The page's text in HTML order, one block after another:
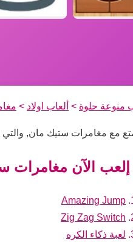
منوعة حلوة > ألعاب اولاد >
مع مغامرات ستيك مان, والتي
الآن مغامرات
Amazing Jump
Zig Zag Switch
لعبة ذكاء الكره